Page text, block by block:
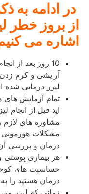
از بروز خطر
اشاره می
10 روز بعد از
آرایشی و کرم
لیزر درمانی شده
تمام آزمایش های
اید قبل از انجام
مشاوره های لازم
مشکلات هورمونی
درمان و بررسی
هر بیماری پوستی
حساسیت های
درمان هستید را